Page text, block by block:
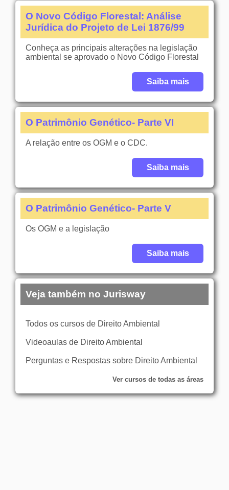
O Novo Código Florestal: Análise
Jurídica do Projeto de Lei 1876/99
Conheça as principais alterações na legislação
ambiental se aprovado o Novo Código Florestal
Saiba mais
O Patrimônio Genético- Parte VI
A relação entre os OGM e o CDC.
Saiba mais
O Patrimônio Genético- Parte V
Os OGM e a legislação
Saiba mais
Veja também no Jurisway
Todos os cursos de Direito Ambiental
Videoaulas de Direito Ambiental
Perguntas e Respostas sobre Direito Ambiental
Ver cursos de todas as áreas